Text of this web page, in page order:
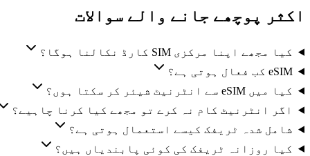
اکثر پوچھے جانے والے سوالات
کیا مجھے اپنا مرکزی SIM کارڈ نکالنا ہوگا؟
eSIM کب فعال ہوتی ہے؟
کیا میں eSIM سے انٹرنیٹ شیئر کر سکتا ہوں؟
اگر انٹرنیٹ کام نہ کرے تو مجھے کیا کرنا چاہیے؟
شامل شدہ ٹریفک کیسے استعمال ہوتی ہے؟
کیا روزانہ ٹریفک کی کوئی پابندیاں ہیں؟